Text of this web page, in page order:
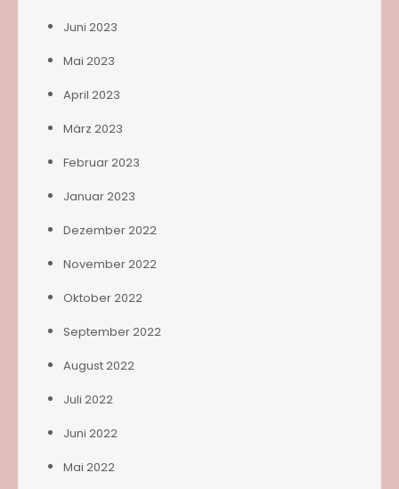
Juni 2023
Mai 2023
April 2023
März 2023
Februar 2023
Januar 2023
Dezember 2022
November 2022
Oktober 2022
September 2022
August 2022
Juli 2022
Juni 2022
Mai 2022